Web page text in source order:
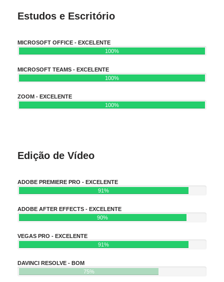
Estudos e Escritório
MICROSOFT OFFICE - EXCELENTE
100%
MICROSOFT TEAMS - EXCELENTE
100%
ZOOM - EXCELENTE
100%
Edição de Vídeo
ADOBE PREMIERE PRO - EXCELENTE
91%
ADOBE AFTER EFFECTS - EXCELENTE
90%
VEGAS PRO - EXCELENTE
91%
DAVINCI RESOLVE - BOM
75%